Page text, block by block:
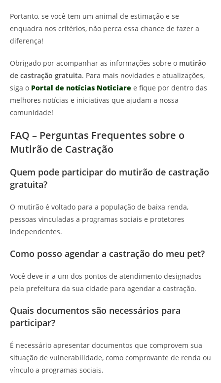
Portanto, se você tem um animal de estimação e se
enquadra nos critérios, não perca essa chance de fazer a
diferença!
Obrigado por acompanhar as informações sobre o mutirão
de castração gratuita. Para mais novidades e atualizações,
siga o Portal de notícias Noticiare e fique por dentro das
melhores notícias e iniciativas que ajudam a nossa
comunidade!
FAQ – Perguntas Frequentes sobre o
Mutirão de Castração
Quem pode participar do mutirão de castração
gratuita?
O mutirão é voltado para a população de baixa renda,
pessoas vinculadas a programas sociais e protetores
independentes.
Como posso agendar a castração do meu pet?
Você deve ir a um dos pontos de atendimento designados
pela prefeitura da sua cidade para agendar a castração.
Quais documentos são necessários para
participar?
É necessário apresentar documentos que comprovem sua
situação de vulnerabilidade, como comprovante de renda ou
vínculo a programas sociais.